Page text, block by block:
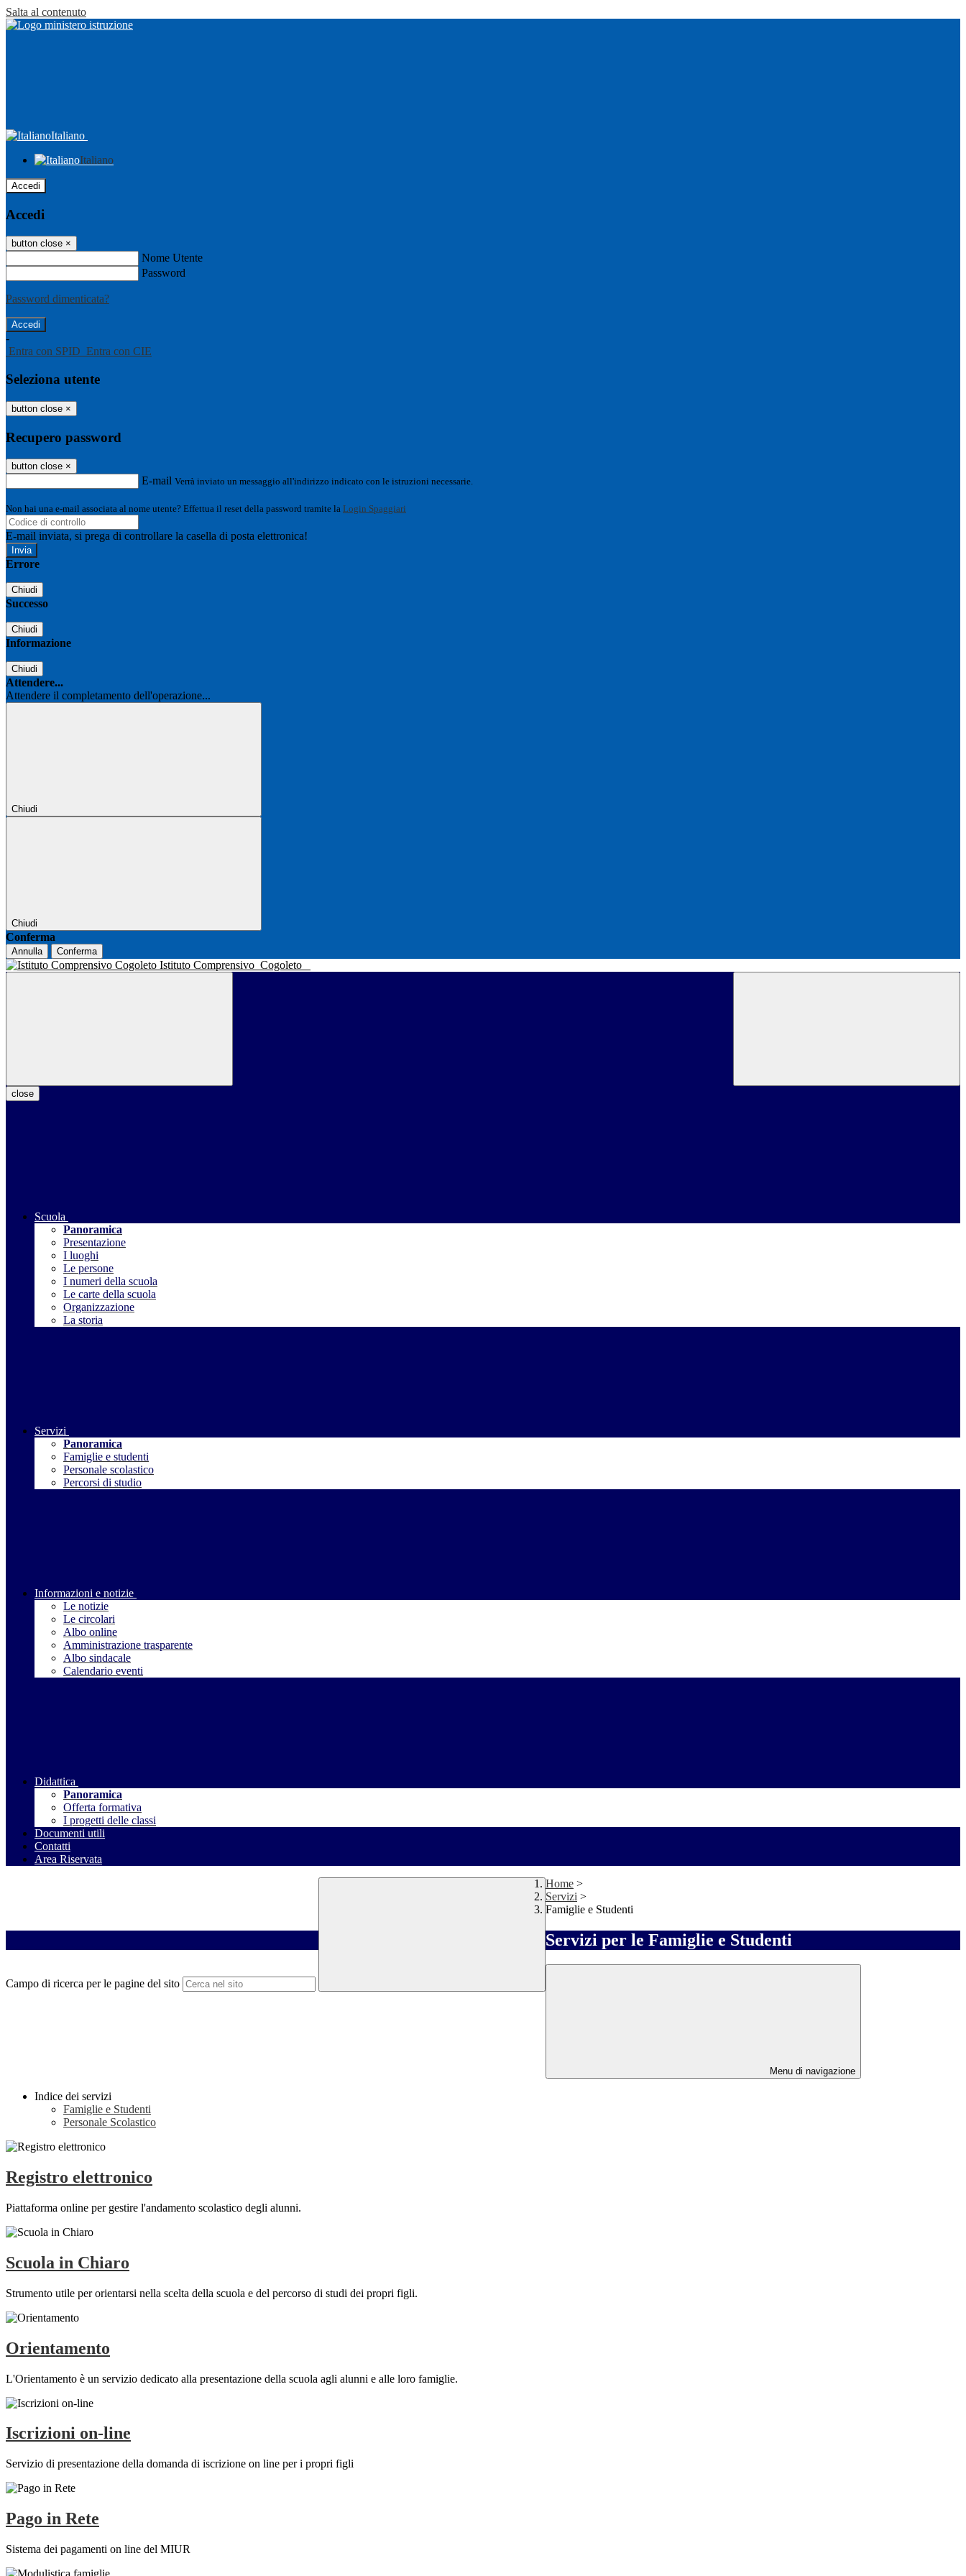
Salta al contenuto
Italiano
Italiano
Accedi
Accedi
button close ×
Nome Utente
Password
Password dimenticata?
-
Entra con SPID Entra con CIE
Seleziona utente
button close ×
Recupero password
button close ×
E-mail Verrà inviato un messaggio all'indirizzo indicato con le istruzioni necessarie.
Non hai una e-mail associata al nome utente? Effettua il reset della password tramite la Login Spaggiari
E-mail inviata, si prega di controllare la casella di posta elettronica!
Errore
Chiudi
Successo
Chiudi
Informazione
Chiudi
Attendere...
Attendere il completamento dell'operazione...
Chiudi
Chiudi
Conferma
Annulla Conferma
Istituto Comprensivo Cogoleto
close
Scuola
Panoramica
Presentazione
I luoghi
Le persone
I numeri della scuola
Le carte della scuola
Organizzazione
La storia
Servizi
Panoramica
Famiglie e studenti
Personale scolastico
Percorsi di studio
Informazioni e notizie
Le notizie
Le circolari
Albo online
Amministrazione trasparente
Albo sindacale
Calendario eventi
Didattica
Panoramica
Offerta formativa
I progetti delle classi
Documenti utili
Contatti
Area Riservata
Campo di ricerca per le pagine del sito
Home >
Servizi >
Famiglie e Studenti
Servizi per le Famiglie e Studenti
Menu di navigazione
Indice dei servizi
Famiglie e Studenti
Personale Scolastico
Registro elettronico
Piattaforma online per gestire l'andamento scolastico degli alunni.
Scuola in Chiaro
Strumento utile per orientarsi nella scelta della scuola e del percorso di studi dei propri figli.
Orientamento
L'Orientamento è un servizio dedicato alla presentazione della scuola agli alunni e alle loro famiglie.
Iscrizioni on-line
Servizio di presentazione della domanda di iscrizione on line per i propri figli
Pago in Rete
Sistema dei pagamenti on line del MIUR